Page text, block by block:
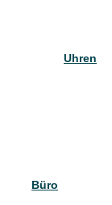
Uhren
Büro